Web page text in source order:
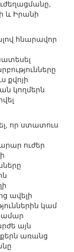
և Իրանի
հնարավոր
քվոյի
կողմերն
որ ստատուս
ուժեր
ավելի
կամ
այն
առանց